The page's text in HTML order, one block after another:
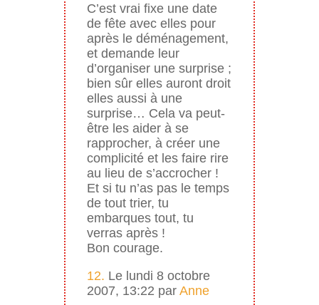
C’est vrai fixe une date
de fête avec elles pour
après le déménagement,
et demande leur
d’organiser une surprise ;
bien sûr elles auront droit
elles aussi à une
surprise… Cela va peut-
être les aider à se
rapprocher, à créer une
complicité et les faire rire
au lieu de s’accrocher !
Et si tu n’as pas le temps
de tout trier, tu
embarques tout, tu
verras après !
Bon courage.
12. Le lundi 8 octobre
2007, 13:22 par Anne